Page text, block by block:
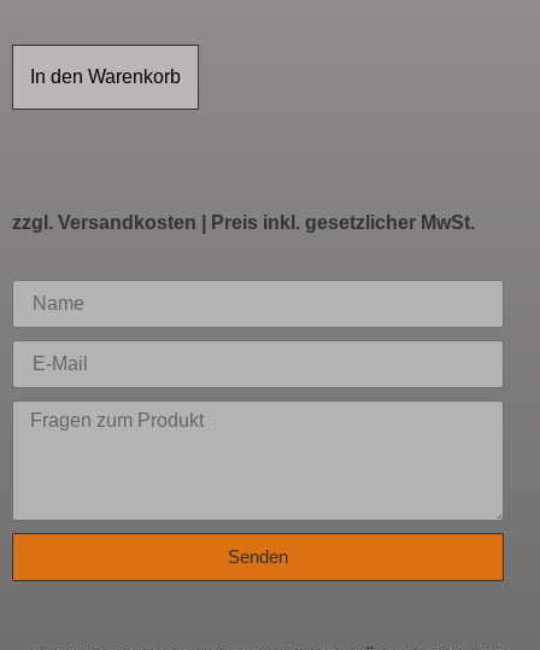
In den Warenkorb
zzgl. Versandkosten | Preis inkl. gesetzlicher MwSt.
Senden